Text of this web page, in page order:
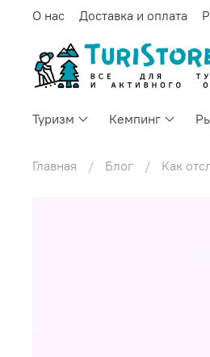
О нас Доставка и оплата
Туризм Кемпинг
Главная Блог Как